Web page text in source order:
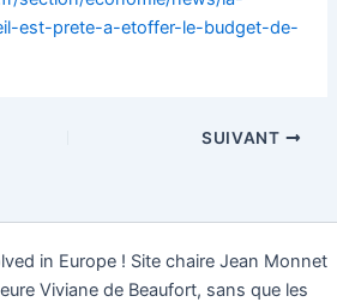
est-prete-a-etoffer-le-budget-de-
SUIVANT
in Europe ! Site chaire Jean Monnet
Viviane de Beaufort, sans que les